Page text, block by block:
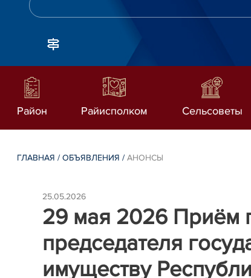
Район Райисполком Сельсоветы
ГЛАВНАЯ /ОБЪЯВЛЕНИЯ /АНОНСЫ
25.05.2026
29 мая 2026 Приём
председателя
имуществу